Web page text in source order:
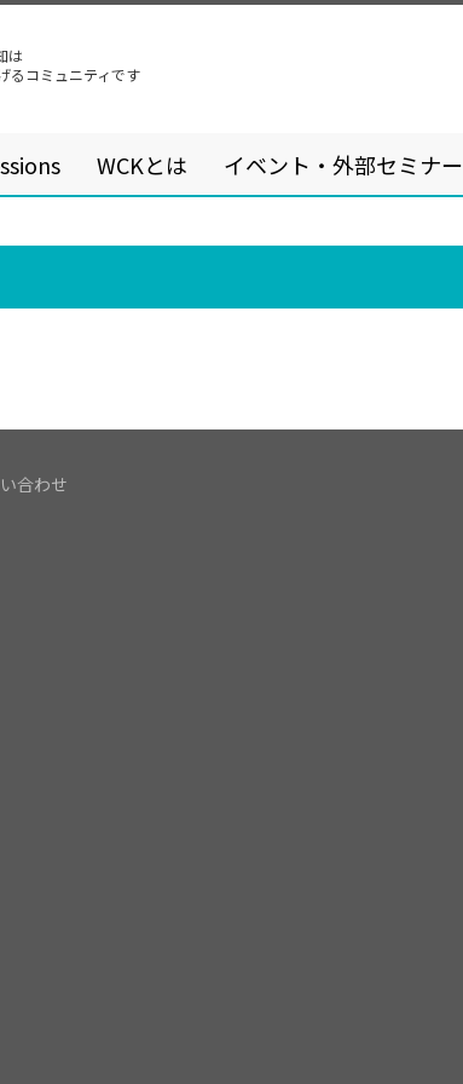
は
るコミュニティです
WCKとは イベント・外部セミナー
合わせ